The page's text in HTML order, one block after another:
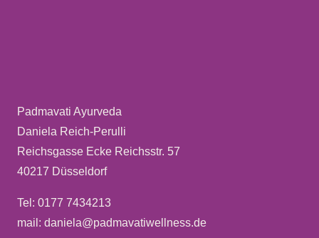
Padmavati Ayurveda
Daniela Reich-Perulli
Reichsgasse Ecke Reichsstr. 57
40217 Düsseldorf
Tel: 0177 7434213
mail: daniela@padmavatiwellness.de